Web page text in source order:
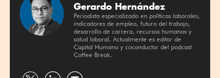
Gerardo Hernández
Periodista especializado en políticas laborales,
indicadores de empleo, futuro del trabajo,
desarrollo de carrera, recursos humanos y
salud laboral. Actualmente es editor de
Capital Humano y coconductor del podcast
Coffee Break.